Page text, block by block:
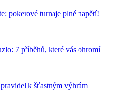
pokerové turnaje plné napětí!
7 příběhů, které vás ohromí
k šťastným výhrám